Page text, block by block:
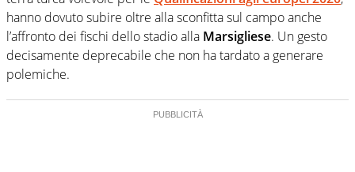
hanno dovuto subire oltre alla sconfitta sul campo anche
l’affronto dei fischi dello stadio alla Marsigliese. Un gesto
decisamente deprecabile che non ha tardato a generare
polemiche.